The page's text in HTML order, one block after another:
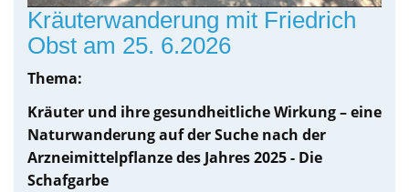
Kräuterwanderung mit Friedrich
Obst am 25. 6.2026
Thema:
Kräuter und ihre gesundheitliche Wirkung – eine
Naturwanderung auf der Suche nach der
Arzneimittelpflanze des Jahres 2025 - Die
Schafgarbe